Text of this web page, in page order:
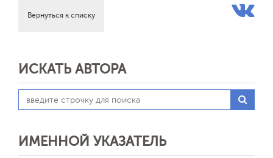
Вернуться к списку
ИСКАТЬ АВТОРА
ИМЕННОЙ УКАЗАТЕЛЬ